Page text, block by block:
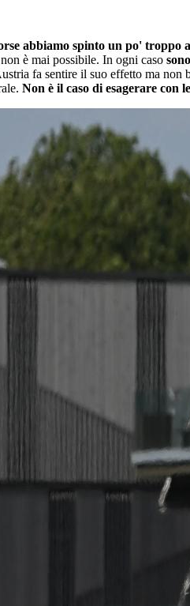
abbiamo spinto un po' troppo
è mai possibile. In ogni caso
fa sentire il suo effetto ma non
Non è il caso di esagerare con